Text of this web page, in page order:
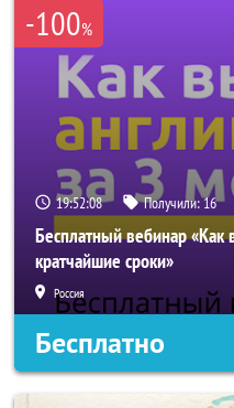
-100%
19:52:05 Получили:16
Бесплатный вебинар «Как
кратчайшие сроки»
Россия
Бесплатно